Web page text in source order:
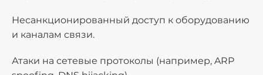
Несанкционированный доступ к оборудованию
и каналам связи.
Атаки на сетевые протоколы (например, ARP